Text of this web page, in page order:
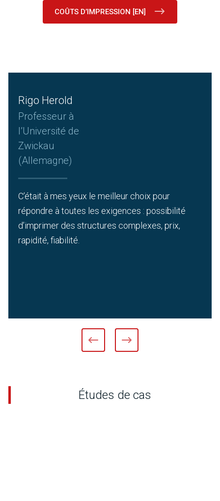
COÛTS D’IMPRESSION [EN]
Rigo Herold
Professeur à
l’Université de
Zwickau
(Allemagne)
C’était à mes yeux le meilleur choix pour
répondre à toutes les exigences : possibilité
d’imprimer des structures complexes, prix,
rapidité, fiabilité.
Études de cas